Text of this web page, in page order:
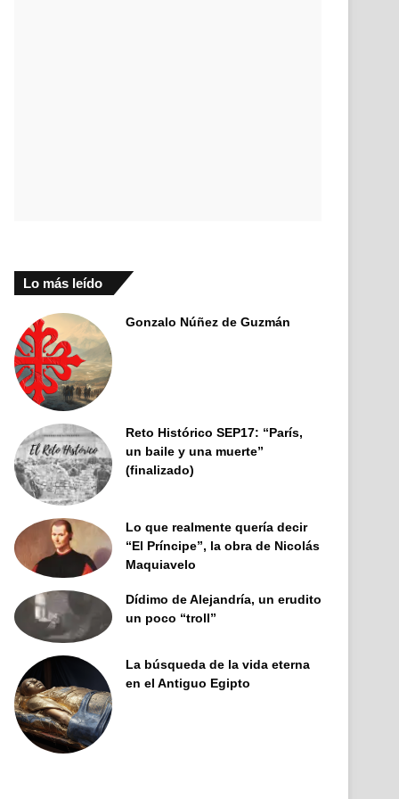
Lo más leído
Gonzalo Núñez de Guzmán
Reto Histórico SEP17: “París,
un baile y una muerte”
(finalizado)
Lo que realmente quería decir
“El Príncipe”, la obra de Nicolás
Maquiavelo
Dídimo de Alejandría, un erudito
un poco “troll”
La búsqueda de la vida eterna
en el Antiguo Egipto